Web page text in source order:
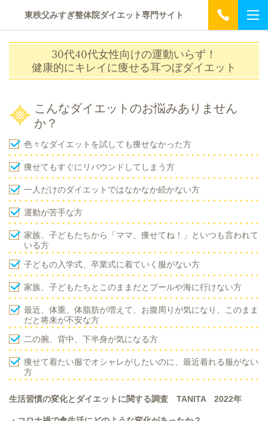
東秩父みすぎ整体院ダイエット専門サイト
30代40代女性向けの運動いらず！
健康的にキレイに痩せる耳つぼダイエット
こんなダイエットのお悩みありません
か？
色々なダイエットを試しても痩せなかった方
痩せてもすぐにリバウンドしてしまう方
一人だけのダイエットではなかなか続かない方
運動が苦手な方
家族、子どもたちから「ママ、痩せてね！」といつも言われて
いる方
子どもの入学式、卒業式に着ていく服がない方
家族、子どもたちとこのままだとプールや海に行けない方
最近、体重、体脂肪が増えて、お腹周りが気になり、このまま
だと将来が不安な方
二の腕、背中、下半身が気になる方
痩せて着たい服でオシャレがしたいのに、最近着れる服がない
方
生活習慣の変化とダイエットに関する調査 TANITA 2022年